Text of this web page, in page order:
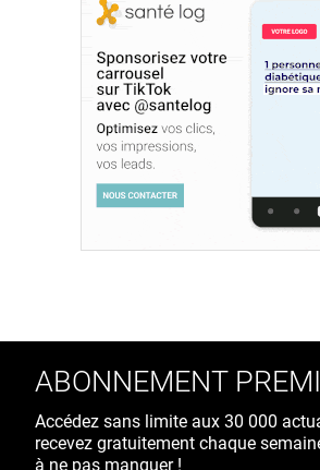
ABONNEMENT
Accédez sans limite aux 30 000
recevez gratuitement chaque
à ne pas manquer !